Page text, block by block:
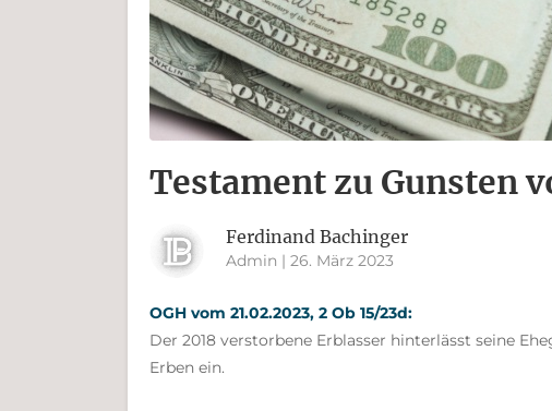
Testament zu Gunsten
Ferdinand Bachinger
Admin | 26. März 2023
OGH vom 21.02.2023, 2 Ob 15/23d:
Der 2018 verstorbene Erblasser hinterlässt seine
Erben ein.